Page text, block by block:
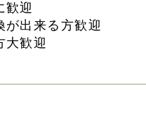
歓迎
が出来る方歓迎
大歓迎